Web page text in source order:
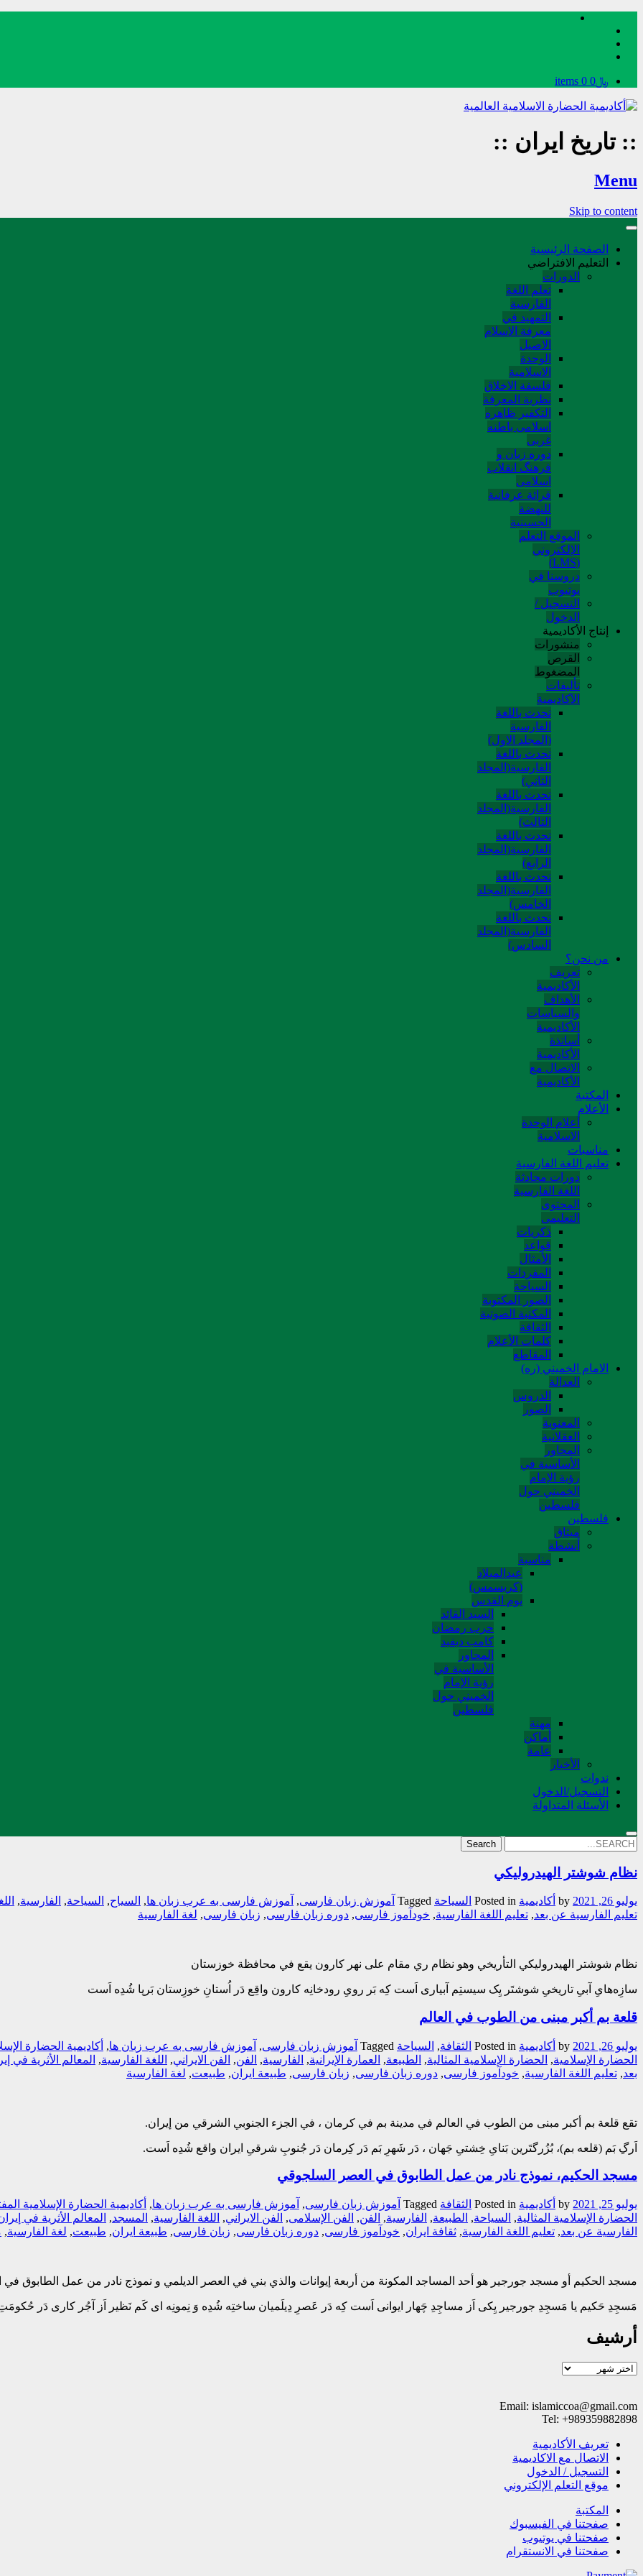
﷼0 0 items
::تاریخ ایران ::
Menu
Skip to content
الصفحة الرئيسية
التعليم الافتراضي
الدورات
تعلم اللغة
الفارسیة
التمهید في
معرفة الاسلام
الاصیل
الوحدة
الاسلامیة
فلسفة الاخلاق
نظریة المعرفة
التکفیر ظاهره
اسلامی باطنه
غربی
دوره زبان و
فرهنگ انقلاب
اسلامی
قرائة عرفانیة
للنهضة
الحسینیة
الموقع التعلم
الإلکتروني
(LMS)
دروسنا في
يوتيوب
التسجيل /
الدخول
إنتاج الأكاديمية
منشورات
القرص
المضغوط
تألیفات
الآکادیمیة
تحدث باللغة
الفارسية
(المجلد الاول)
تحدث باللغة
الفارسية(المجلد
الثاني)
تحدث باللغة
الفارسية(المجلد
الثالث)
تحدث باللغة
الفارسية(المجلد
الرابع)
تحدث باللغة
الفارسية(المجلد
الخامس)
تحدث باللغة
الفارسية(المجلد
السادس)
من نحن؟
تعريف
الأكاديمية
الأهداف
والسياسات
الأكاديمية
أساتذة
الأكاديمية
الاتصال مع
الأكاديمية
المکتبة
الأعلام
أعلام الوحدة
الاسلامية
مناسبات
تعلیم اللغة الفارسیة
دورات محادثة
اللغة الفارسیة
المحتوی
التعلیمی
ذکریات
قواعد
الأمثال
المفردات
السیاحة
الصور المکتوبة
المکتبة الصوتیة
الثقافة
کلمات الأعلام
المقاطع
الامام الخميني (ره)
العدالة
الدروس
الصور
المعنوية
العقلانية
المحاور
الأساسیة في
رؤیة الإمام
الخمیني حول
فلسطین
فلسطین
میثاق
أنشطة
مناسبة
عیدالمیلاد
(کریسمس)
یوم القدس
السید القائد
حرب رمضان
کامب دیفید
المحاور
الأساسية في
رؤية الإمام
الخميني حول
فلسطین
مهنة
أماکن
عامة
الأخبار
ندوات
التسجیل/الدخول
الأسئلة المتداولة
Search
for:
نظام شوشتر الهيدروليكي
يوليو 26, 2021 أکادیمیة Posted in السیاحة Tagged آموزش زبان فارسی, آموزش فارسی به عرب زبان ها, السیاح, السیاحة, الفارسیة,
تعلیم الفارسیة عن بعد, تعلیم اللغة الفارسیة, خودآموز فارسی, دوره زبان فارسی, زبان فارسی, لغة الفارسیة
نظام شوشتر الهيدروليكي التأريخي وهو نظام ري مقام على نهر كارون يقع في محافظة خوزستان
سازِه‌هایِ آبیِ تاریخیِ شوشتَر یِک سیستِم آبیاری اَست کِه بَر رویِ رودخانِه کارون واقِع دَر اُستانِ خوزِستان بَرپا شُدِه اَست
قلعة بم أكبر مبنى من الطوب في العالم
يوليو 26, 2021 أکادیمیة Posted in الثقافة, السیاحة Tagged آموزش زبان فارسی, آموزش فارسی به عرب زبان ها, أکادیمیة الحضارة
الحضارة الإسلامية, الحضارة الإسلامية المثالية, الطبیعة, العمارة الإیرانیة, الفارسیة, الفن, الفن الایراني, اللغة الفارسیة, المعالم الأثریة في
بعد, تعلیم اللغة الفارسیة, خودآموز فارسی, دوره زبان فارسی, زبان فارسی, طبیعة ایران, طبیعت, لغة الفارسیة
تقع قلعة بم أكبر مبنى من الطوب في العالم في مدينة بم في كرمان ، في الجزء الجنوبي الشرقي من إيران.
اَرگِ بَم (قلعه بم)، بُزُرگتَرین بَنایِ خِشتیِ جَهان ، دَر شَهرِ بَم دَر کِرمان دَر جُنوبِ شرقیِ ایران واقع شُدِه اَست.
مسجد الحکیم، نموذج نادر من عمل الطابوق في العصر السلجوقي
يوليو 25, 2021 أکادیمیة Posted in الثقافة Tagged آموزش زبان فارسی, آموزش فارسی به عرب زبان ها, أکادیمیة الحضارة الإسلامیة
الحضارة الإسلامية المثالية, السیاحة, الطبیعة, الفارسیة, الفن, الفن الإسلامی, الفن الایراني, اللغة الفارسیة, المسجد, المعالم الأثریة في
الفارسیة عن بعد, تعلیم اللغة الفارسیة, ثقافة ایران, خودآموز فارسی, دوره زبان فارسی, زبان فارسی, طبیعة ایران, طبیعت, لغة الفارسیة,
مسجد الحكيم أو مسجد جورجير هو أحد المساجد المكونة من أربعة إیوانات والذي بني في العصر الدیلمي و نموذج نادر من عمل الطابوق في
مَسجِدِ حَکیم یا مَسجِدِ جورجیر یِکی اَز مساجِدِ چَهار ایوانی اَست کِه دَر عَصرِ دِیلَمیان ساختِه شُدِه وَ نِمونِه ای کَم نَظیر اَز آجُر کاری دَر
أرشيف
أرشيف
Email: islamiccoa@gmail.com
Tel: +989359882898
تعریف الأکادیمیة
الاتصال مع الاکادیمیة
التسجیل / الدخول
موقع التعلم الإلکتروني
المکتبة
صفحتنا في الفيسبوك
صفحتنا في یوتیوب
صفحتنا في الانستقرام